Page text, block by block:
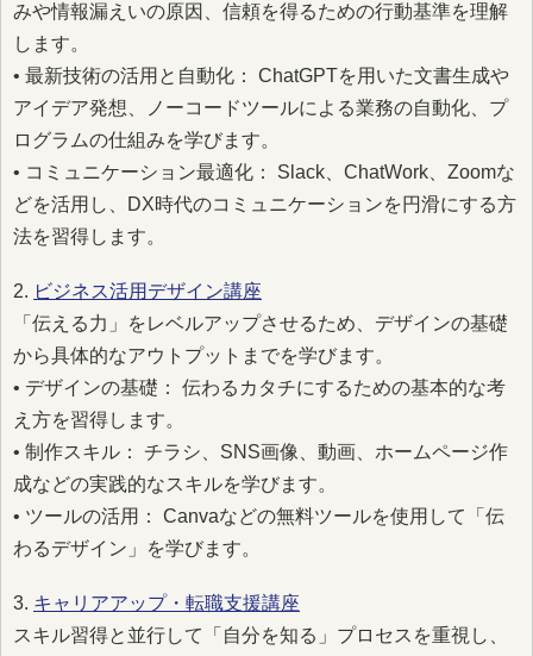
みや情報漏えいの原因、信頼を得るための行動基準を理解
します。
• 最新技術の活用と自動化： ChatGPTを用いた文書生成や
アイデア発想、ノーコードツールによる業務の自動化、プ
ログラムの仕組みを学びます。
• コミュニケーション最適化： Slack、ChatWork、Zoomな
どを活用し、DX時代のコミュニケーションを円滑にする方
法を習得します。
2. ビジネス活用デザイン講座
「伝える力」をレベルアップさせるため、デザインの基礎
から具体的なアウトプットまでを学びます。
• デザインの基礎： 伝わるカタチにするための基本的な考
え方を習得します。
• 制作スキル： チラシ、SNS画像、動画、ホームページ作
成などの実践的なスキルを学びます。
• ツールの活用： Canvaなどの無料ツールを使用して「伝
わるデザイン」を学びます。
3. キャリアアップ・転職支援講座
スキル習得と並行して「自分を知る」プロセスを重視し、